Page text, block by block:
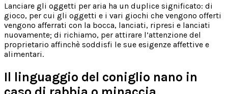
Lanciare gli oggetti per aria ha un duplice significato: di
gioco, per cui gli oggetti e i vari giochi che vengono offerti
vengono afferrati con la bocca, lanciati, ripresi e lanciati
nuovamente; di richiamo, per attirare l’attenzione del
proprietario affinchè soddisfi le sue esigenze affettive e
alimentari.
Il linguaggio del coniglio nano in